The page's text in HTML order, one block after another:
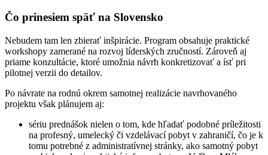
Čo prinesiem späť na Slovensko
Nebudem tam len zbierať inšpirácie. Program obsahuje praktické
workshopy zamerané na rozvoj líderských zručností. Zároveň aj
priame konzultácie, ktoré umožnia návrh konkretizovať a ísť pri
pilotnej verzii do detailov.
Po návrate na rodnú okrem samotnej realizácie navrhovaného
projektu však plánujem aj:
sériu prednášok nielen o tom, kde hľadať podobné príležitosti
na profesný, umelecký či vzdelávací pobyt v zahraničí, čo je k
tomu potrebné z administratívnej stránky, ako samotný pobyt